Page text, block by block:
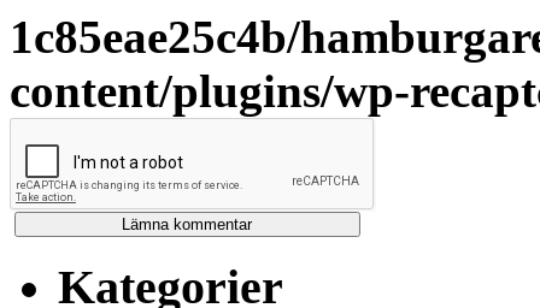
1c85eae25c4b/
content/plugins/wp-
Kategorier